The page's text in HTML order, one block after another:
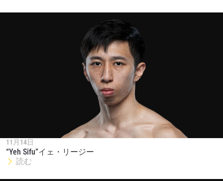
11月14日
“Yeh Sifu”イェ・リージー
読む